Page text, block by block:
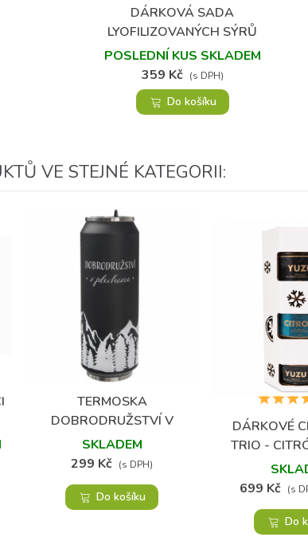
Přidat do oblíbených
DÁRKOVÁ SADA
LYOFILIZOVANÝCH SÝRŮ
POSLEDNÍ KUS SKLADEM
359 Kč (s DPH)
Do košíku
VE STEJNÉ KATEGORII:
Přidat do oblíbených
TERMOSKA
DOBRODRUŽSTVÍ V
PLECHOVCE
SKLADEM
299 Kč (s DPH)
Do košíku
Přidat do
DÁRKOVÉ
TRIO -
699 Kč (s
Do